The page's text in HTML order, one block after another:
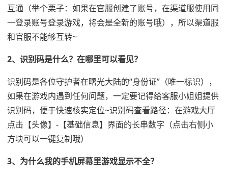
互通（举个栗子：如果在官服创建了账号，在渠道服使用同
一登录账号登录游戏，将会是全新的账号哦），所以渠道服
和官服不能够互转~
2、识别码是什么？在哪里可以看见？
识别码是各位守护者在曙光大陆的“身份证”（唯一标识），
如果在游戏内遇到任何问题，一定要记得给客服小姐姐提供
识别码，便于快速核实定位~识别码查看路径：在游戏大厅
点击【头像】-【基础信息】界面的长串数字（点击右侧小
方块可以一键复制哦）
3、为什么我的手机屏幕里游戏显示不全？